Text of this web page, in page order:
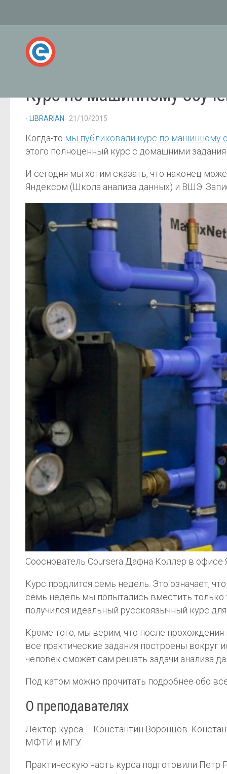
Курс по машинному
- LIBRARIAN · 21/10/2015
Когда-то мы публиковали курс по машинному
этого полноценный курс с домашними
И сегодня мы хотим сказать, что наконец
Яндексом (Школа анализа данных) и ВШЭ.
Сооснователь Coursera Дафна Коллер в офисе
Курс продлится семь недель. Это означает,
семь недель мы попытались вместить только
получился идеальный русскоязычный курс
Кроме того, мы верим, что после прохождения
все практические задания построены вокруг
человек сможет сам решать задачи анализа
Под катом можно прочитать подробнее обо
О преподавателях
Лектор курса – Константин Воронцов.
МФТИ и МГУ.
Практическую часть курса подготовили